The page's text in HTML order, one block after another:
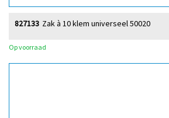
Zak à 10 klem universeel 50020
827133
Op voorraad